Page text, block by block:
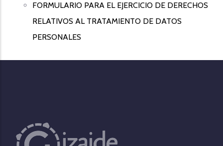
FORMULARIO PARA EL EJERCICIO DE DERECHOS
RELATIVOS AL TRATAMIENTO DE DATOS
PERSONALES